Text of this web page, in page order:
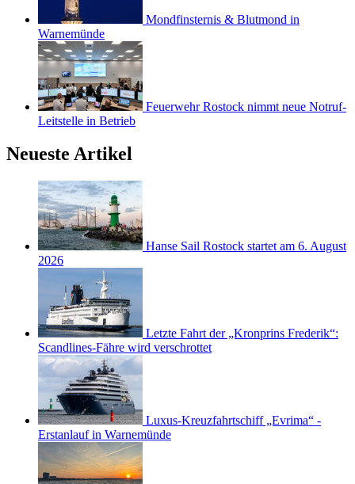
Mondfinsternis & Blutmond in
Warnemünde
Feuerwehr Rostock nimmt neue Notruf-
Leitstelle in Betrieb
Neueste Artikel
Hanse Sail Rostock startet am 6. August
2026
Letzte Fahrt der „Kronprins Frederik“:
Scandlines-Fähre wird verschrottet
Luxus-Kreuzfahrtschiff „Evrima“ -
Erstanlauf in Warnemünde